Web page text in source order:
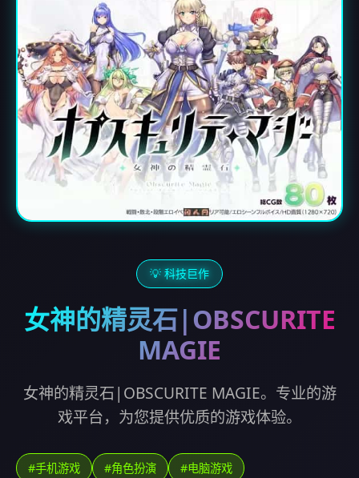
💡 科技巨作
女神的精灵石|OBSCURITE
MAGIE
女神的精灵石|OBSCURITE MAGIE。专业的游
戏平台，为您提供优质的游戏体验。
#手机游戏 #角色扮演 #电脑游戏